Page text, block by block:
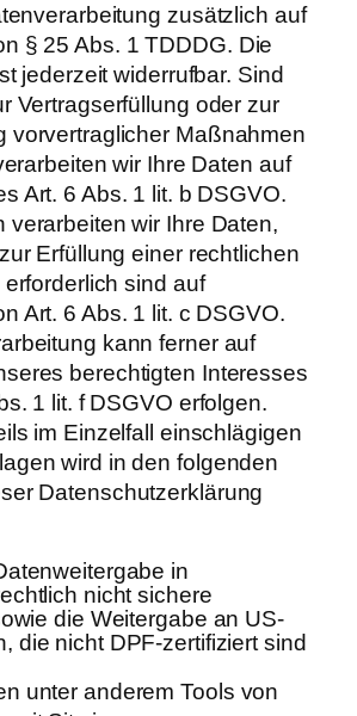
zusätzlich auf
§ 25 Abs. 1 TDDDG. Die
jederzeit widerrufbar. Sind
Vertragserfüllung oder zur
vorvertraglicher Maßnahmen
wir Ihre Daten auf
Art. 6 Abs. 1 lit. b DSGVO.
verarbeiten wir Ihre Daten,
Erfüllung einer rechtlichen
sind auf
Art. 6 Abs. 1 lit. c DSGVO.
kann ferner auf
berechtigten Interesses
1 lit. f DSGVO erfolgen.
im Einzelfall einschlägigen
wird in den folgenden
Datenschutzerklärung
in
nicht sichere
die Weitergabe an US-
die nicht DPF-zertifiziert sind
unter anderem Tools von